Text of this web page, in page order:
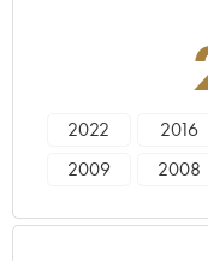
2022 2016
2009
2008